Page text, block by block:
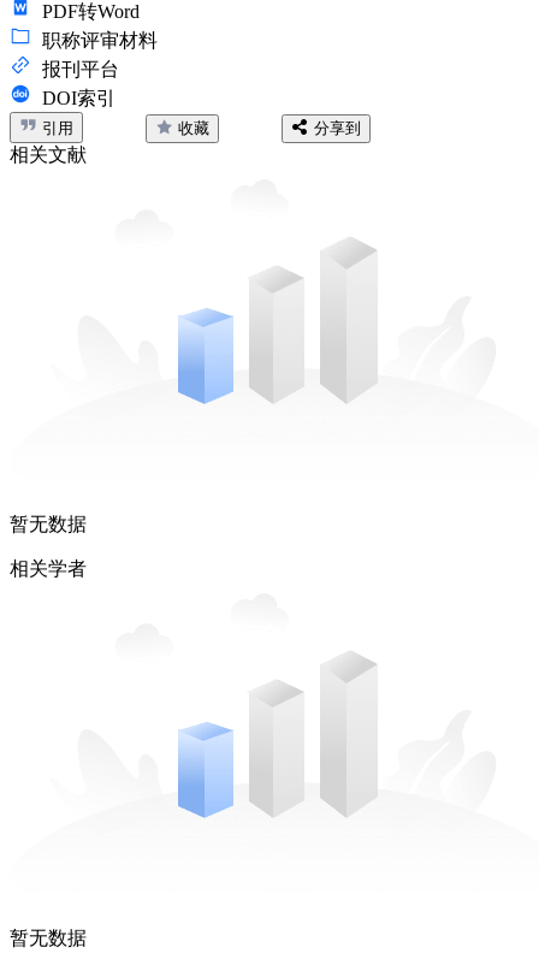
PDF转Word
职称评审材料
报刊平台
DOI索引
引用 收藏 分享到
相关文献
暂无数据
相关学者
暂无数据